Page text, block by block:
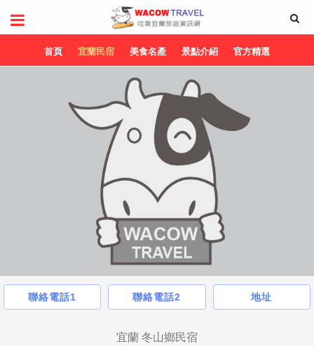
首頁 宜蘭民宿 美食名產 景點介紹 官方精選
聯絡電話1 聯絡電話2 地址
宜蘭 冬山鄉民宿